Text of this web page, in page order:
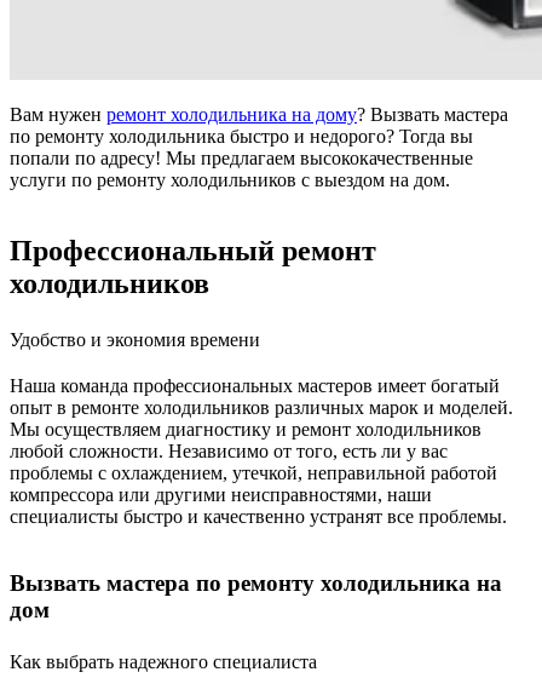
Вам нужен ремонт холодильника на дому? Вызвать мастера
по ремонту холодильника быстро и недорого? Тогда вы
попали по адресу! Мы предлагаем высококачественные
услуги по ремонту холодильников с выездом на дом.
Профессиональный ремонт
холодильников
Удобство и экономия времени
Наша команда профессиональных мастеров имеет богатый
опыт в ремонте холодильников различных марок и моделей.
Мы осуществляем диагностику и ремонт холодильников
любой сложности. Независимо от того, есть ли у вас
проблемы с охлаждением, утечкой, неправильной работой
компрессора или другими неисправностями, наши
специалисты быстро и качественно устранят все проблемы.
Вызвать мастера по ремонту холодильника на
дом
Как выбрать надежного специалиста